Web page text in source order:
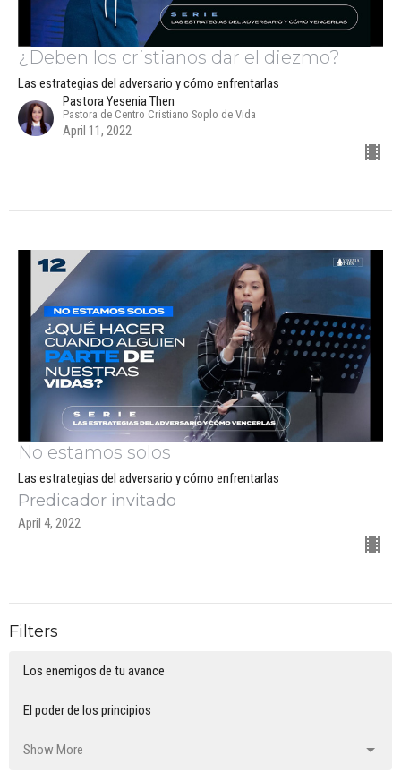
¿Deben los cristianos dar el diezmo?
Las estrategias del adversario y cómo enfrentarlas
Pastora Yesenia Then
Pastora de Centro Cristiano Soplo de Vida
April 11, 2022
No estamos solos
Las estrategias del adversario y cómo enfrentarlas
Predicador invitado
April 4, 2022
Filters
Los enemigos de tu avance
El poder de los principios
Show More